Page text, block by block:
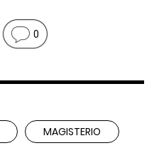
0
MAGISTERIO